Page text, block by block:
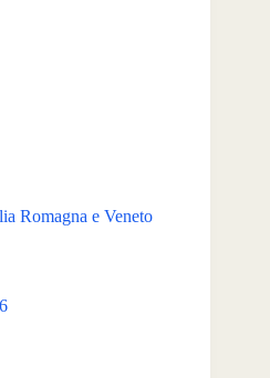
Romagna e Veneto